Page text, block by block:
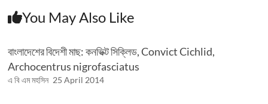
You May Also Like
বাংলাদেশের বিদেশী মাছ: কনভিক্ট সিক্লিড, Convict Cichlid,
Archocentrus nigrofasciatus
এ বি এম মহসিন 25 April 2014